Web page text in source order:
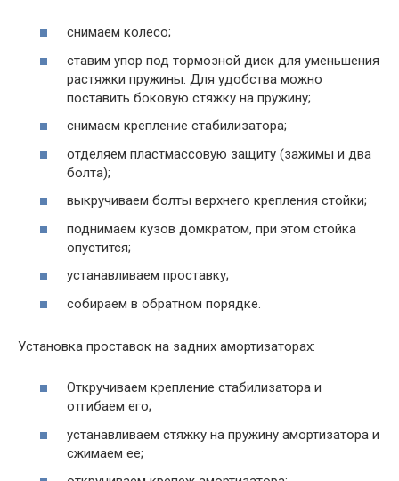
снимаем колесо;
ставим упор под тормозной диск для уменьшения
растяжки пружины. Для удобства можно
поставить боковую стяжку на пружину;
снимаем крепление стабилизатора;
отделяем пластмассовую защиту (зажимы и два
болта);
выкручиваем болты верхнего крепления стойки;
поднимаем кузов домкратом, при этом стойка
опустится;
устанавливаем проставку;
собираем в обратном порядке.
Установка проставок на задних амортизаторах:
Откручиваем крепление стабилизатора и
отгибаем его;
устанавливаем стяжку на пружину амортизатора и
сжимаем ее;